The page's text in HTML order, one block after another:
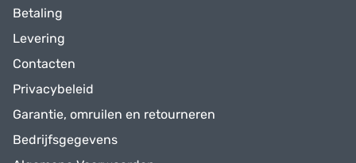
Betaling
Levering
Contacten
Privacybeleid
Garantie, omruilen en retourneren
Bedrijfsgegevens